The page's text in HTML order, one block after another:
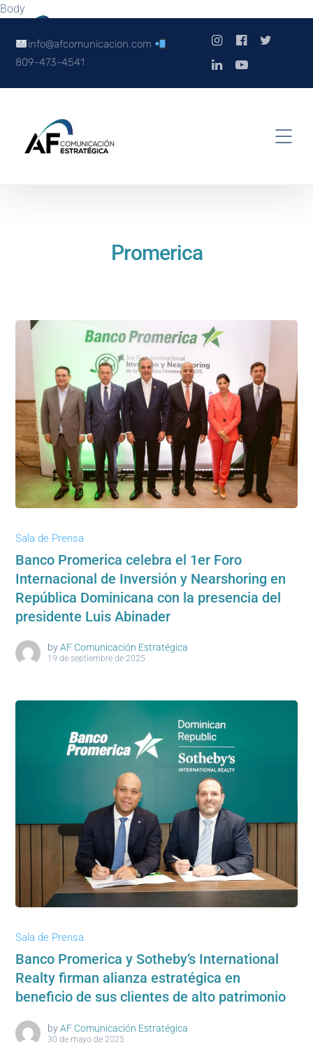
Body
info@afcomunicacion.com
809-473-4541
Promerica
Sala de Prensa
Banco Promerica celebra el 1er Foro
Internacional de Inversión y Nearshoring en
República Dominicana con la presencia del
presidente Luis Abinader
by AF Comunicación Estratégica
19 de septiembre de 2025
Sala de Prensa
Banco Promerica y Sotheby’s International
Realty firman alianza estratégica en
beneficio de sus clientes de alto patrimonio
by AF Comunicación Estratégica
30 de mayo de 2025